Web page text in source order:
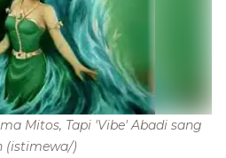
Mitos, Tapi 'Vibe' Abadi sang
(istimewa/)